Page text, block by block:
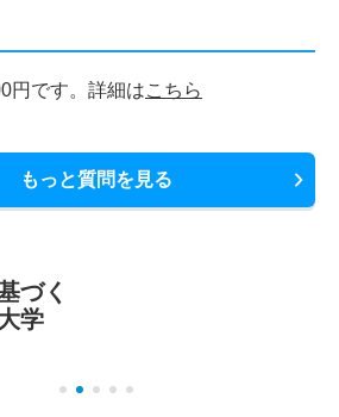
円です。詳細はこちら
もっと質問を見る
づく
学